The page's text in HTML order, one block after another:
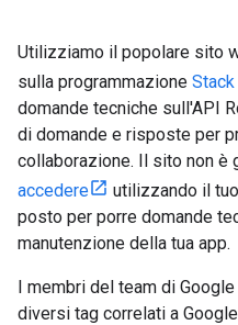
Utilizziamo il popolare sito
sulla programmazione
domande tecniche sull'API
di domande e risposte per
collaborazione. Il sito non è
accedere
utilizzando il
posto per porre domande
manutenzione della tua app.
I membri del team di
diversi tag correlati a